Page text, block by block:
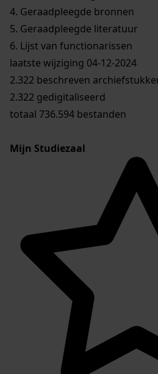
4. Geraadpleegde bronnen
5. Geraadpleegde literatuur
6. Lijst van functionarissen
laatste wijziging 04-12-2024
2.322 beschreven
2.322 gedigitaliseerd
totaal 736.594 bestanden
Mijn Studiezaal